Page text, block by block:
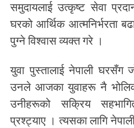
समुदायलाई उत्कृष्ट सेवा
घरको आर्थिक आत्मनिर्भरता
पुग्ने विश्वास व्यक्त गरे ।
युवा पुस्तालाई नेपाली घरसँग
उनले आजका युवाहरू नै
उनीहरूको सक्रिय
प्रश्ट्याए । त्यसका लागि